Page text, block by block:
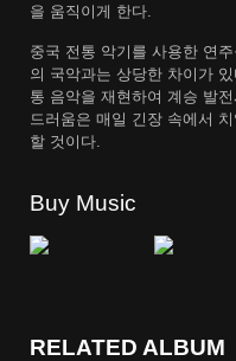
을 움직이게 한다.
중국 전통 악기를 사용한 연
의 국악과는 상당한 차이가
통 음악을 재현하여 계승 발
드러움은 매일 긴장 속에서
할 것이다.
Buy Music
RELATED ALBUM